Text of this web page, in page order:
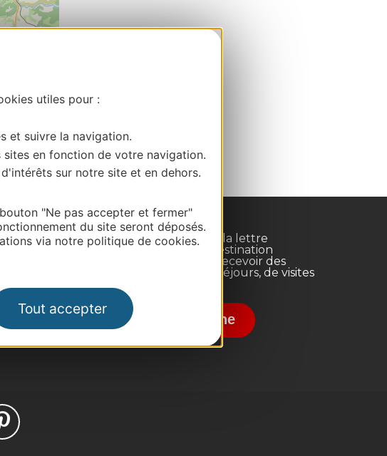
utiles pour :
et suivre la navigation.
sites en fonction de votre navigation.
sur notre site et en dehors.
"Ne pas accepter et fermer"
du site seront déposés.
via notre politique de cookies.
Tout accepter
ET
et d'influence
Inscrivez-vous à la lettre
d'information Destination
Occitanie pour recevoir des
suggestions de séjours, de visites
Je m'abonne